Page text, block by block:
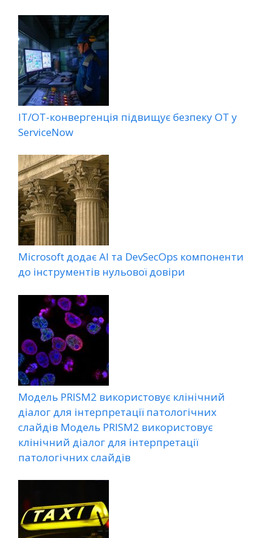
ІТ/ОТ-конвергенція підвищує безпеку ОТ у
ServiceNow
Microsoft додає AI та DevSecOps компоненти
до інструментів нульової довіри
Модель PRISM2 використовує клінічний
діалог для інтерпретації патологічних
слайдів Модель PRISM2 використовує
клінічний діалог для інтерпретації
патологічних слайдів